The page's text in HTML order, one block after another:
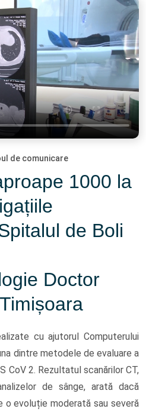
de comunicare
1000 la
de Boli
Doctor
cu ajutorul Computerului
dintre metodele de evaluare a
CoV 2. Rezultatul scanărilor CT,
de sânge, arată dacă
o evoluție moderată sau severă